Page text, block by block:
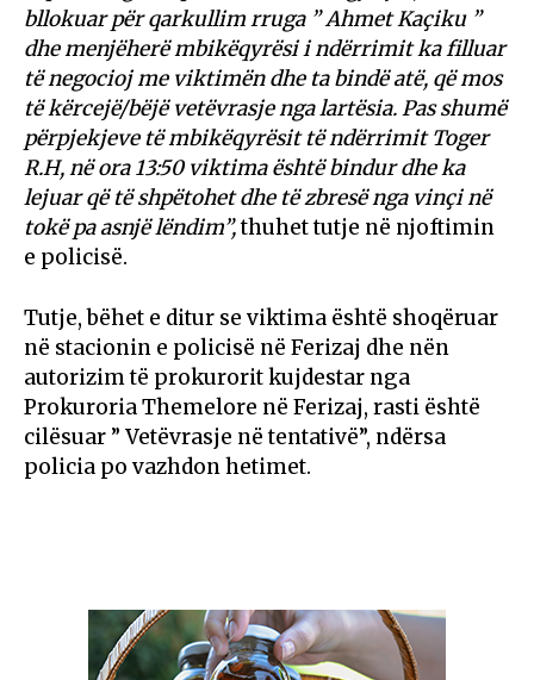
bllokuar për qarkullim rruga ” Ahmet Kaçiku ”
dhe menjëherë mbikëqyrësi i ndërrimit ka filluar
të negocioj me viktimën dhe ta bindë atë, që mos
të kërcejë/bëjë vetëvrasje nga lartësia. Pas shumë
përpjekjeve të mbikëqyrësit të ndërrimit Toger
R.H, në ora 13:50 viktima është bindur dhe ka
lejuar që të shpëtohet dhe të zbresë nga vinçi në
tokë pa asnjë lëndim”,thuhet tutje në njoftimin
e policisë.
Tutje, bëhet e ditur se viktima është shoqëruar
në stacionin e policisë në Ferizaj dhe nën
autorizim të prokurorit kujdestar nga
Prokuroria Themelore në Ferizaj, rasti është
cilësuar ” Vetëvrasje në tentativë”, ndërsa
policia po vazhdon hetimet.